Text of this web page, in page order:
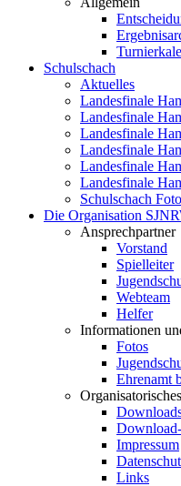
Schulschach
Aktuelles
Landesfinale
Landesfinale
Landesfinale
Landesfinale
Landesfinale
Landesfinale
Schulschach
Die Organisation
Ansprechpartner
Vorstand
Spielleiter
Webteam
Helfer
Informationen
Fotos
Ehrenamt
Organisatorisches
Impressum
Links